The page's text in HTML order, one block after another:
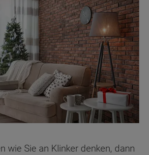
wie Sie an Klinker denken, dann